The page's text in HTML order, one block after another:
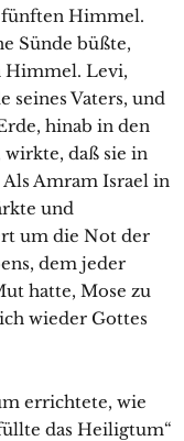
fünften Himmel.
Sünde büßte,
Himmel. Levi,
seines Vaters, und
hinab in den
daß sie in
Amram Israel in
und
um die Not der
dem jeder
hatte, Mose zu
wieder Gottes
errichtete, wie
das Heiligtum“